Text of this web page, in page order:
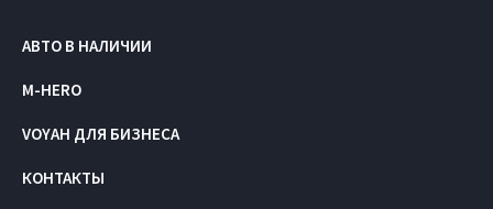
АВТО В НАЛИЧИИ
M-HERO
VOYAH ДЛЯ БИЗНЕСА
КОНТАКТЫ